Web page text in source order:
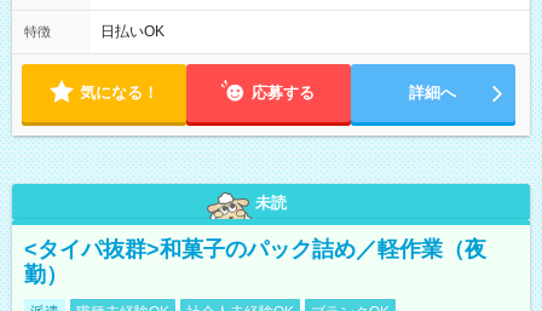
時間） [2]15:30～19:30（休憩：なし） ・平日のみ週3日 【土日
祝】9:30～18:30(実働8時間)【平日】15:30～19:30(実働4時間)
特徴 日払いOK
気になる！ 応募する 詳細へ
未読
<タイパ抜群>和菓子のパック詰め／軽作業（夜
勤）